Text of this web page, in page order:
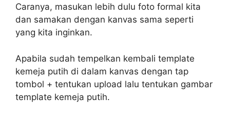
Caranya, masukan lebih dulu foto formal kita
dan samakan dengan kanvas sama seperti
yang kita inginkan.
Apabila sudah tempelkan kembali template
kemeja putih di dalam kanvas dengan tap
tombol + tentukan upload lalu tentukan gambar
template kemeja putih.